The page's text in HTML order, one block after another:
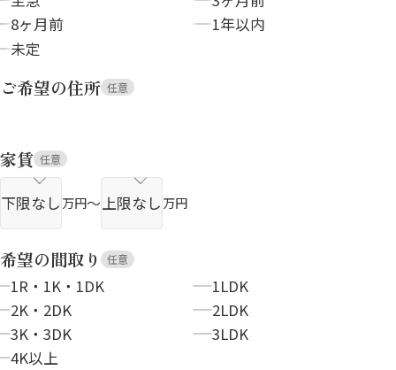
8ヶ月前
1年以内
未定
ご希望の住所 任意
家賃 任意
万円～ 万円
希望の間取り 任意
1R・1K・1DK
1LDK
2K・2DK
2LDK
3K・3DK
3LDK
4K以上